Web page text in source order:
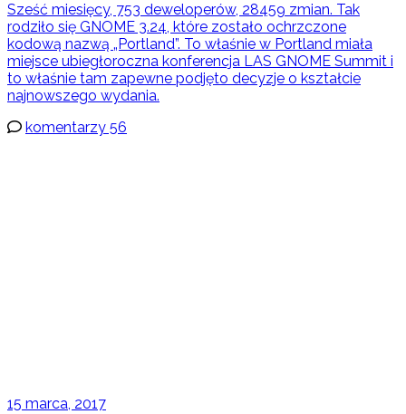
Sześć miesięcy, 753 deweloperów, 28459 zmian. Tak
rodziło się GNOME 3.24, które zostało ochrzczone
kodową nazwą „Portland”. To właśnie w Portland miała
miejsce ubiegłoroczna konferencja LAS GNOME Summit i
to właśnie tam zapewne podjęto decyzje o kształcie
najnowszego wydania.
komentarzy 56
15 marca, 2017